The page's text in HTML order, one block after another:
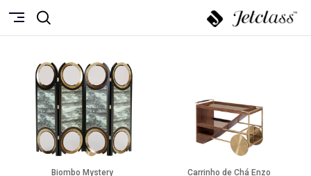
Biombo Mystery Carrinho de Chá Enzo